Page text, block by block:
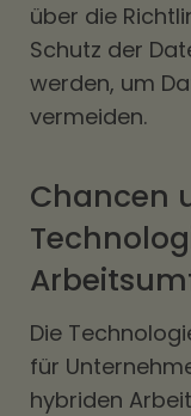
über die
Schutz der
werden, um
vermeiden.
Chancen
Die
für
hybriden